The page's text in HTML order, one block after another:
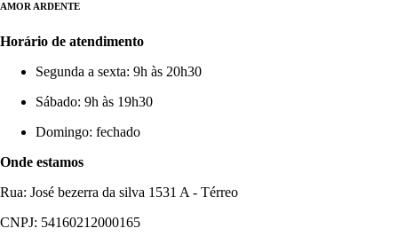
AMOR ARDENTE
Horário de atendimento
Segunda a sexta: 9h às 20h30
Sábado: 9h às 19h30
Domingo: fechado
Onde estamos
Rua: José bezerra da silva 1531 A - Térreo
CNPJ: 54160212000165